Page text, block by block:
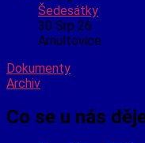
Šedesátky
30 Srp 26
Arnultovice
Dokumenty
Archiv
Co se u nás